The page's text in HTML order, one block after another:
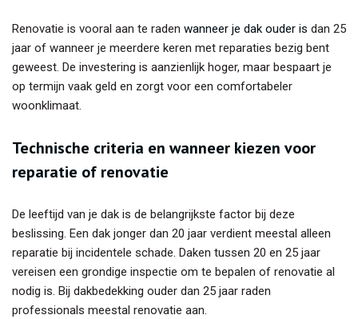
Renovatie is vooral aan te raden wanneer je dak ouder is dan 25
jaar of wanneer je meerdere keren met reparaties bezig bent
geweest. De investering is aanzienlijk hoger, maar bespaart je
op termijn vaak geld en zorgt voor een comfortabeler
woonklimaat.
Technische criteria en wanneer kiezen voor
reparatie of renovatie
De leeftijd van je dak is de belangrijkste factor bij deze
beslissing. Een dak jonger dan 20 jaar verdient meestal alleen
reparatie bij incidentele schade. Daken tussen 20 en 25 jaar
vereisen een grondige inspectie om te bepalen of renovatie al
nodig is. Bij dakbedekking ouder dan 25 jaar raden
professionals meestal renovatie aan.